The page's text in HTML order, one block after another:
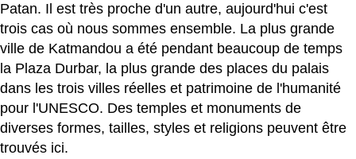
Patan. Il est très proche d'un autre, aujourd'hui c'est
trois cas où nous sommes ensemble. La plus grande
ville de Katmandou a été pendant beaucoup de temps
la Plaza Durbar, la plus grande des places du palais
dans les trois villes réelles et patrimoine de l'humanité
pour l'UNESCO. Des temples et monuments de
diverses formes, tailles, styles et religions peuvent être
trouvés ici.